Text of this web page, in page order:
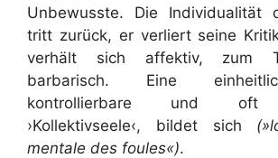
Unbewusste. Die Individualität
tritt zurück, er verliert seine
verhält sich affektiv, zum
barbarisch. Eine
kontrollierbare und oft
›Kollektivseele‹, bildet sich
mentale des foules«).